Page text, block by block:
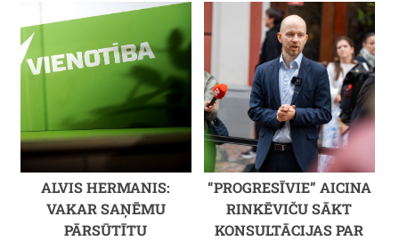
ALVIS HERMANIS:
VAKAR SAŅĒMU
PĀRSŪTĪTU
“PROGRESĪVIE” AICINA
RINKĒVIČU SĀKT
KONSULTĀCIJAS PAR